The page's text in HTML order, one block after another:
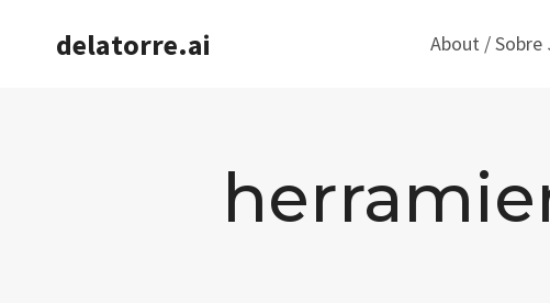
delatorre.ai About / Sobre